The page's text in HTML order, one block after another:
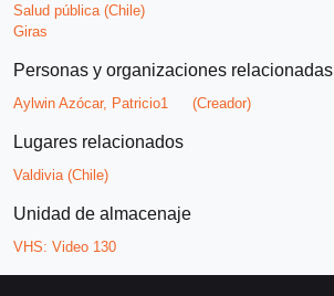
Salud pública (Chile)
Giras
Personas y organizaciones relacionadas
Aylwin Azócar, Patricio1 (Creador)
Lugares relacionados
Valdivia (Chile)
Unidad de almacenaje
VHS: Video 130